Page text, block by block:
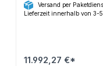
Versand per
Lieferzeit innerhalb von 3-
11.992,27 €*